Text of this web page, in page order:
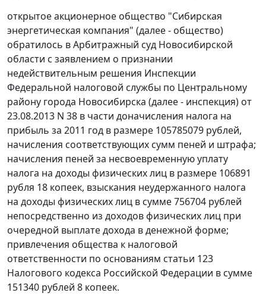
открытое акционерное общество "Сибирская
энергетическая компания" (далее - общество)
обратилось в Арбитражный суд Новосибирской
области с заявлением о признании
недействительным решения Инспекции
Федеральной налоговой службы по Центральному
району города Новосибирска (далее - инспекция) от
23.08.2013 N 38 в части доначисления налога на
прибыль за 2011 год в размере 105785079 рублей,
начисления соответствующих сумм пеней и штрафа;
начисления пеней за несвоевременную уплату
налога на доходы физических лиц в размере 106891
рубля 18 копеек, взыскания неудержанного налога
на доходы физических лиц в сумме 756704 рублей
непосредственно из доходов физических лиц при
очередной выплате дохода в денежной форме;
привлечения общества к налоговой
ответственности по основаниям статьи 123
Налогового кодекса Российской Федерации в сумме
151340 рублей 8 копеек.